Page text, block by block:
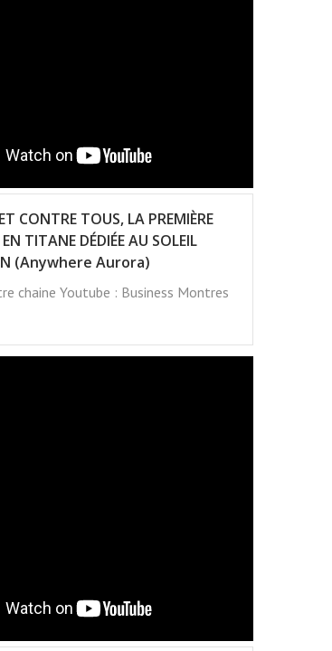
CONTRE TOUS, LA PREMIÈRE
TITANE DÉDIÉE AU SOLEIL
(Anywhere Aurora)
chaine Youtube : Business Montres